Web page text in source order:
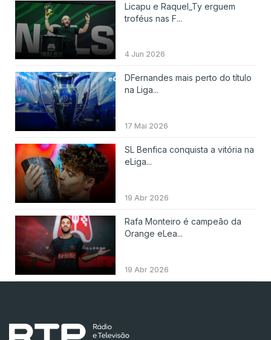
Licapu e Raquel_Ty erguem
troféus nas F...
4 Jun 2026
DFernandes mais perto do título
na Liga...
17 Mai 2026
SL Benfica conquista a vitória na
eLiga...
19 Abr 2026
Rafa Monteiro é campeão da
Orange eLea...
19 Abr 2026